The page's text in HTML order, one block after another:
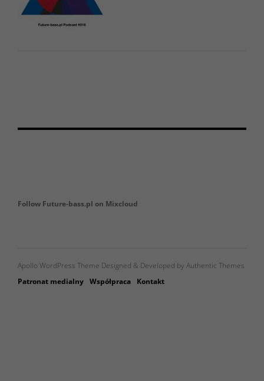
Follow Future-bass.pl on Mixcloud
Apollo WordPress Theme Designed & Developed by Authentic Themes
Patronat medialny Współpraca Kontakt